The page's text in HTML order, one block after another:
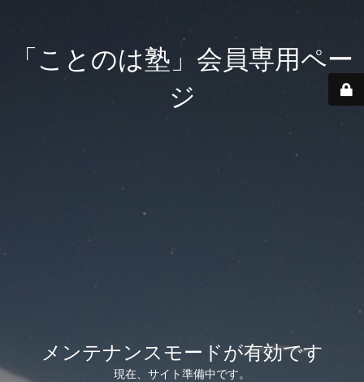
「ことのは塾」会員専用ペー
ジ
メンテナンスモードが有効です
現在、サイト準備中です。